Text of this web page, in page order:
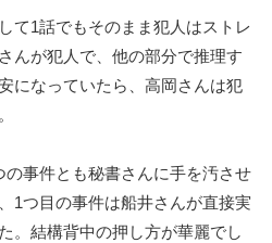
て1話でもそのまま犯人はストレ
んが犯人で、他の部分で推理す
になっていたら、高岡さんは犯
の事件とも秘書さんに手を汚させ
1つ目の事件は船井さんが直接実
。結構背中の押し方が華麗でし